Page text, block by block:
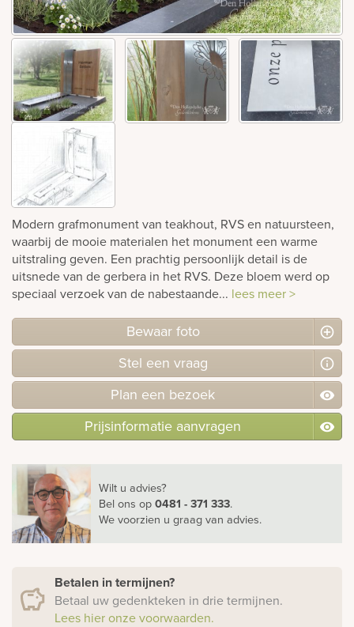
Modern grafmonument van teakhout, RVS en natuursteen,
waarbij de mooie materialen het monument een warme
uitstraling geven. Een prachtig persoonlijk detail is de
uitsnede van de gerbera in het RVS. Deze bloem werd op
speciaal verzoek van de nabestaande... lees meer >
Bewaar foto
Stel een vraag
Plan een bezoek
Prijsinformatie aanvragen
Wilt u advies?
Bel ons op0481 - 371 333.
We voorzien u graag van advies.
Betalen in termijnen?
Betaal uw gedenkteken in drie termijnen.
Lees hier onze voorwaarden.